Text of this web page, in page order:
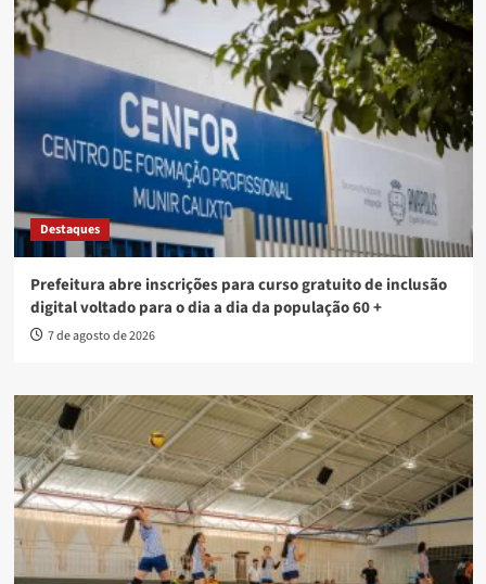
Destaques
Prefeitura abre inscrições para curso gratuito de inclusão
digital voltado para o dia a dia da população 60 +
7 de agosto de 2026